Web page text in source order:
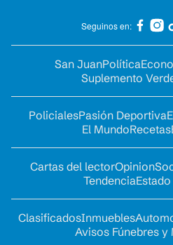
Seguinos en:
San JuanPolítica
Suplemento
PolicialesPasión Deportiva
El MundoRecetas
Cartas del lectorOpinion
Tendencia
ClasificadosInmuebles
Avisos Fúnebres y